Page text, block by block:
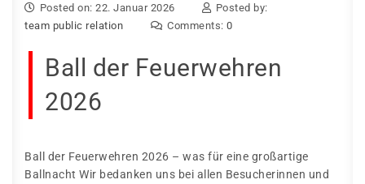
Posted on: 22. Januar 2026
Posted by:
team public relation
Comments: 0
Ball der Feuerwehren
2026
Ball der Feuerwehren 2026 – was für eine großartige
Ballnacht Wir bedanken uns bei allen Besucherinnen und